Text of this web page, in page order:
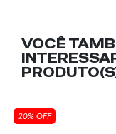
VOCÊ
20% OFF